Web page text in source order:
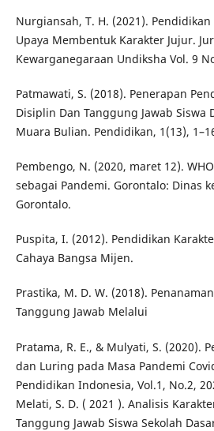
Nurgiansah, T. H. (2021). Pendidikan
Upaya Membentuk Karakter Jujur.
Kewarganegaraan Undiksha Vol. 9
Patmawati, S. (2018). Penerapan
Disiplin Dan Tanggung Jawab Siswa
Muara Bulian. Pendidikan, 1(13),
Pembengo, N. (2020, maret 12).
sebagai Pandemi. Gorontalo: Dinas
Gorontalo.
Puspita, I. (2012). Pendidikan
Cahaya Bangsa Mijen.
Prastika, M. D. W. (2018).
Tanggung Jawab Melalui
Pratama, R. E., & Mulyati, S. (2020).
dan Luring pada Masa Pandemi
Pendidikan Indonesia, Vol.1, No.2,
Melati, S. D. ( 2021 ). Analisis
Tanggung Jawab Siswa Sekolah